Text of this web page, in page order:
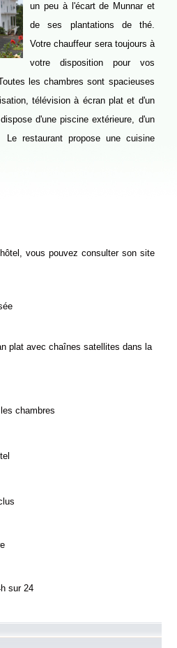
un peu à l'écart de Munnar et
de ses plantations de thé.
Votre chauffeur sera toujours à
votre disposition pour vos
les chambres sont spacieuses
télévision à écran plat et d'un
d'une piscine extérieure, d'un
restaurant propose une cuisine
vous pouvez consulter son site
plat avec chaînes satellites dans la
chambres
sur 24